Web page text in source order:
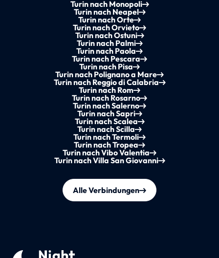
Turin nach Monopoli
Turin nach Neapel
Turin nach Orte
Turin nach Orvieto
Turin nach Ostuni
Turin nach Palmi
Turin nach Paola
Turin nach Pescara
Turin nach Pisa
Turin nach Polignano a Mare
Turin nach Reggio di Calabria
Turin nach Rom
Turin nach Rosarno
Turin nach Salerno
Turin nach Sapri
Turin nach Scalea
Turin nach Scilla
Turin nach Termoli
Turin nach Tropea
Turin nach Vibo Valentia
Turin nach Villa San Giovanni
Alle Verbindungen